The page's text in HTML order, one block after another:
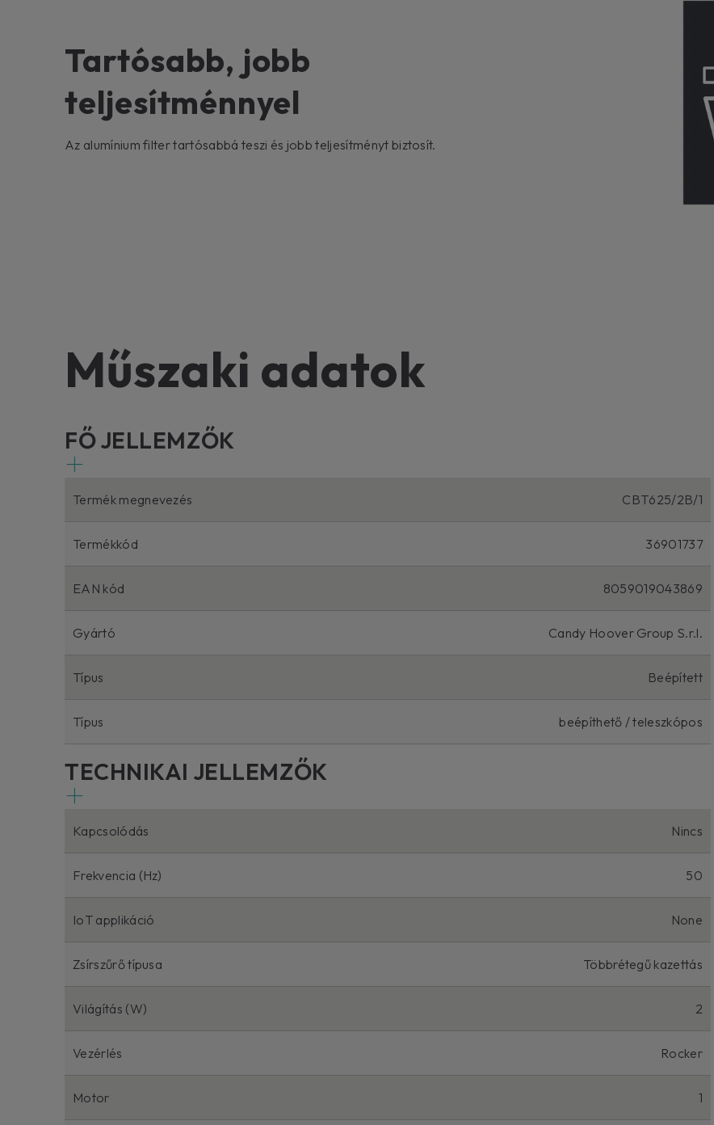
Tartósabb, jobb
teljesítménnyel
Az alumínium filter tartósabbá teszi és jobb teljesítményt biztosít.
Műszaki adatok
FŐ JELLEMZŐK
Termék megnevezés CBT625/2B/1
Termékkód 36901737
EAN kód 8059019043869
Gyártó Candy Hoover Group S.r.l.
Típus Beépített
Típus beépíthető / teleszkópos
TECHNIKAI JELLEMZŐK
Kapcsolódás Nincs
Frekvencia (Hz) 50
IoT applikáció None
Zsírszűrő típusa Többrétegű kazettás
Világítás (W) 2
Vezérlés Rocker
Motor 1